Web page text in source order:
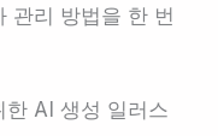
관리 방법을 한 번
AI 생성 일러스